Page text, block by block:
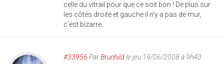
celle du vitrail pour que ce soit bon ! De plus sur
les côtés droite et gauche il n'y a pas de mur,
c'est bizarre.
#33956 ParBrunhildle jeu 19/06/2008 à 9h40